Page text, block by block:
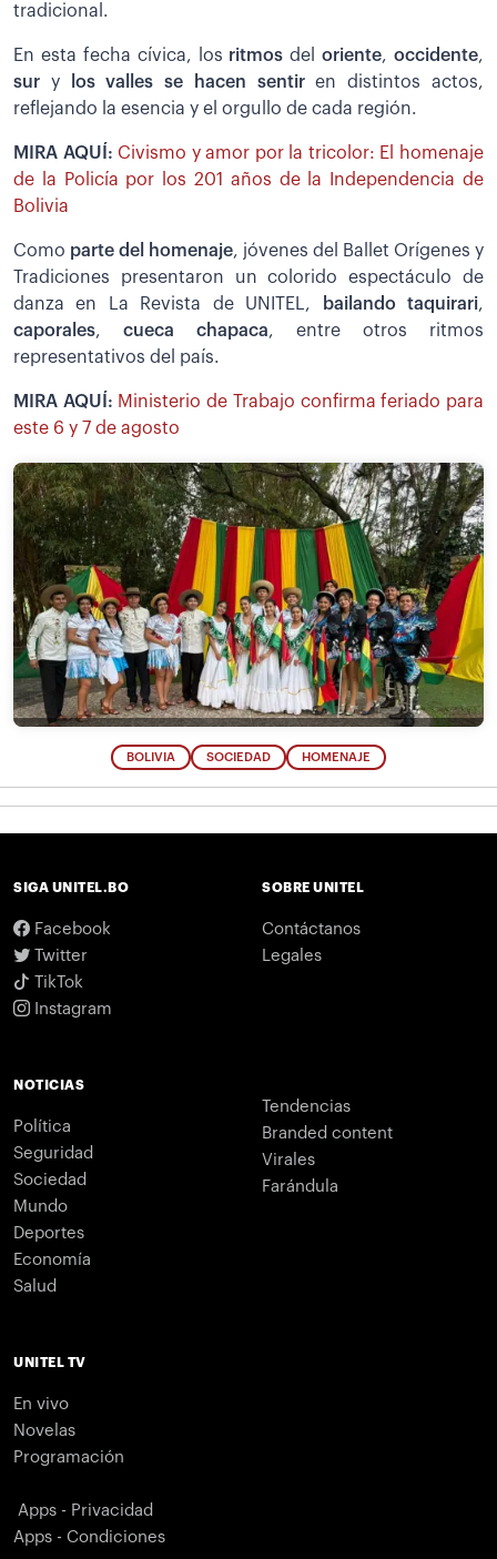
tradicional.
En esta fecha cívica, los ritmosdeloriente, occidente,
sur y los valles se hacen sentiren distintos actos,
reflejando la esencia y el orgullo de cada región.
MIRA AQUÍ: Civismo y amor por la tricolor: El homenaje
de la Policía por los 201 años de la Independencia de
Bolivia
Como parte del homenaje, jóvenes del Ballet Orígenes y
Tradiciones presentaron un colorido espectáculo de
danza en La Revista de UNITEL,
bailando taquirari,
caporales, cueca chapaca, entre otros ritmos
representativos del país.
MIRA AQUÍ: Ministerio de Trabajo confirma feriado para
este 6 y 7 de agosto
BOLIVIA SOCIEDAD HOMENAJE
SIGA UNITEL.BO
Facebook
Twitter
TikTok
Instagram
SOBRE UNITEL
Contáctanos
Legales
NOTICIAS
Política
Seguridad
Sociedad
Mundo
Deportes
Economía
Salud
Tendencias
Branded content
Virales
Farándula
UNITEL TV
En vivo
Novelas
Programación
Apps - Privacidad
Apps - Condiciones